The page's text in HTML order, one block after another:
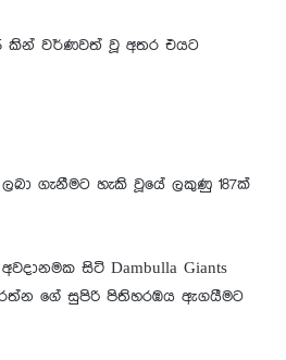
කින් වර්ණවත් වූ අතර එයට
ගැනීමට හැකි වූයේ ලකුණු 187ක්
සිටි Dambulla Giants
ගේ සුපිරි පිතිහරඹය ඇගයීමට